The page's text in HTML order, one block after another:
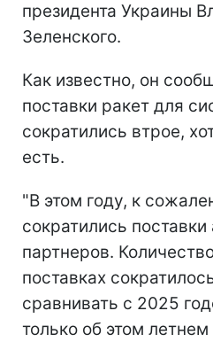
президента Украины
Зеленского.
Как известно, он
поставки ракет для
сократились втрое,
есть.
"В этом году, к
сократились
партнеров.
поставках
сравнивать с 2025
только об этом